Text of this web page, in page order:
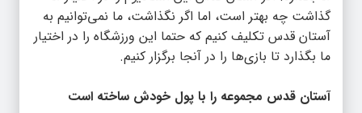
گذاشت چه بهتر است، اما اگر نگذاشت، ما نمی‌توانیم به
آستان قدس تکلیف کنیم که حتما این ورزشگاه را در اختیار
ما بگذارد تا بازی‌ها را در آنجا برگزار کنیم.
آستان قدس مجموعه را با پول خودش ساخته است